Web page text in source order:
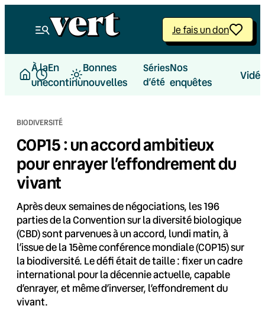
Je fais un don
À la
une
En
continu
Bonnes
nouvelles
Séries
d’été
Nos
enquêtes
BIODIVERSITÉ
COP15 : un accord ambitieux
pour enrayer l’effondrement du
vivant
Après deux semaines de négociations, les 196
parties de la Convention sur la diversité biologique
(CBD) sont parvenues à un accord, lundi matin, à
l’issue de la 15ème conférence mondiale (COP15) sur
la biodiversité. Le défi était de taille : fixer un cadre
international pour la décennie actuelle, capable
d’enrayer, et même d’inverser, l’effondrement du
vivant.